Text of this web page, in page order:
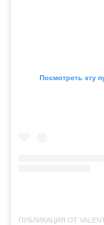
Посмотреть эту